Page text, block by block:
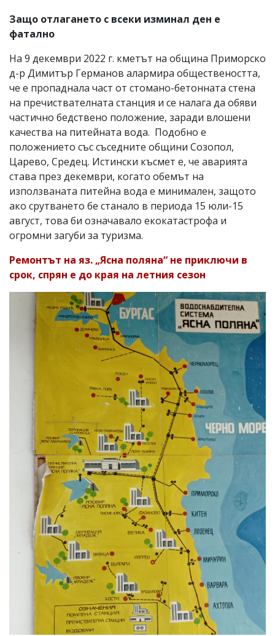
Защо отлагането с всеки изминал ден е
фатално
На 9 декември 2022 г. кметът на община Приморско
д-р Димитър Германов алармира обществеността,
че е пропаднала част от стомано-бетонната стена
на пречиствателната станция и се налага да обяви
частично бедствено положение, заради влошени
качества на питейната вода. Подобно е
положението със съседните общини Созопол,
Царево, Средец. Истински късмет е, че аварията
става през декември, когато обемът на
използваната питейна вода е минимален, защото
ако срутването бе станало в периода 15 юли-15
август, това би означавало екокатастрофа и
огромни загуби за туризма.
Ремонтът на яз. „Ясна поляна“ не приключи в
срок, спрян е до края на летния сезон